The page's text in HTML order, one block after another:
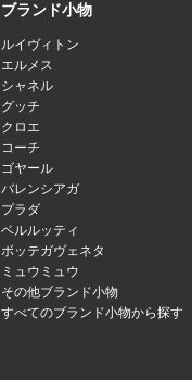
ブランド小物
ルイヴィトン
エルメス
シャネル
グッチ
クロエ
コーチ
ゴヤール
バレンシアガ
プラダ
ベルルッティ
ボッテガヴェネタ
ミュウミュウ
その他ブランド小物
すべてのブランド小物から探す